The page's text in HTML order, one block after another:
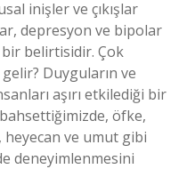
inişler ve çıkışlar
depresyon ve bipolar
belirtisidir. Çok
Duyguların ve
aşırı etkilediği bir
öfke,
heyecan ve umut gibi
deneyimlenmesini